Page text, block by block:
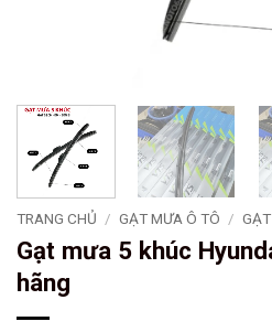
TRANG CHỦ / GẠT MƯA Ô TÔ /
Gạt mưa 5 khúc
hãng